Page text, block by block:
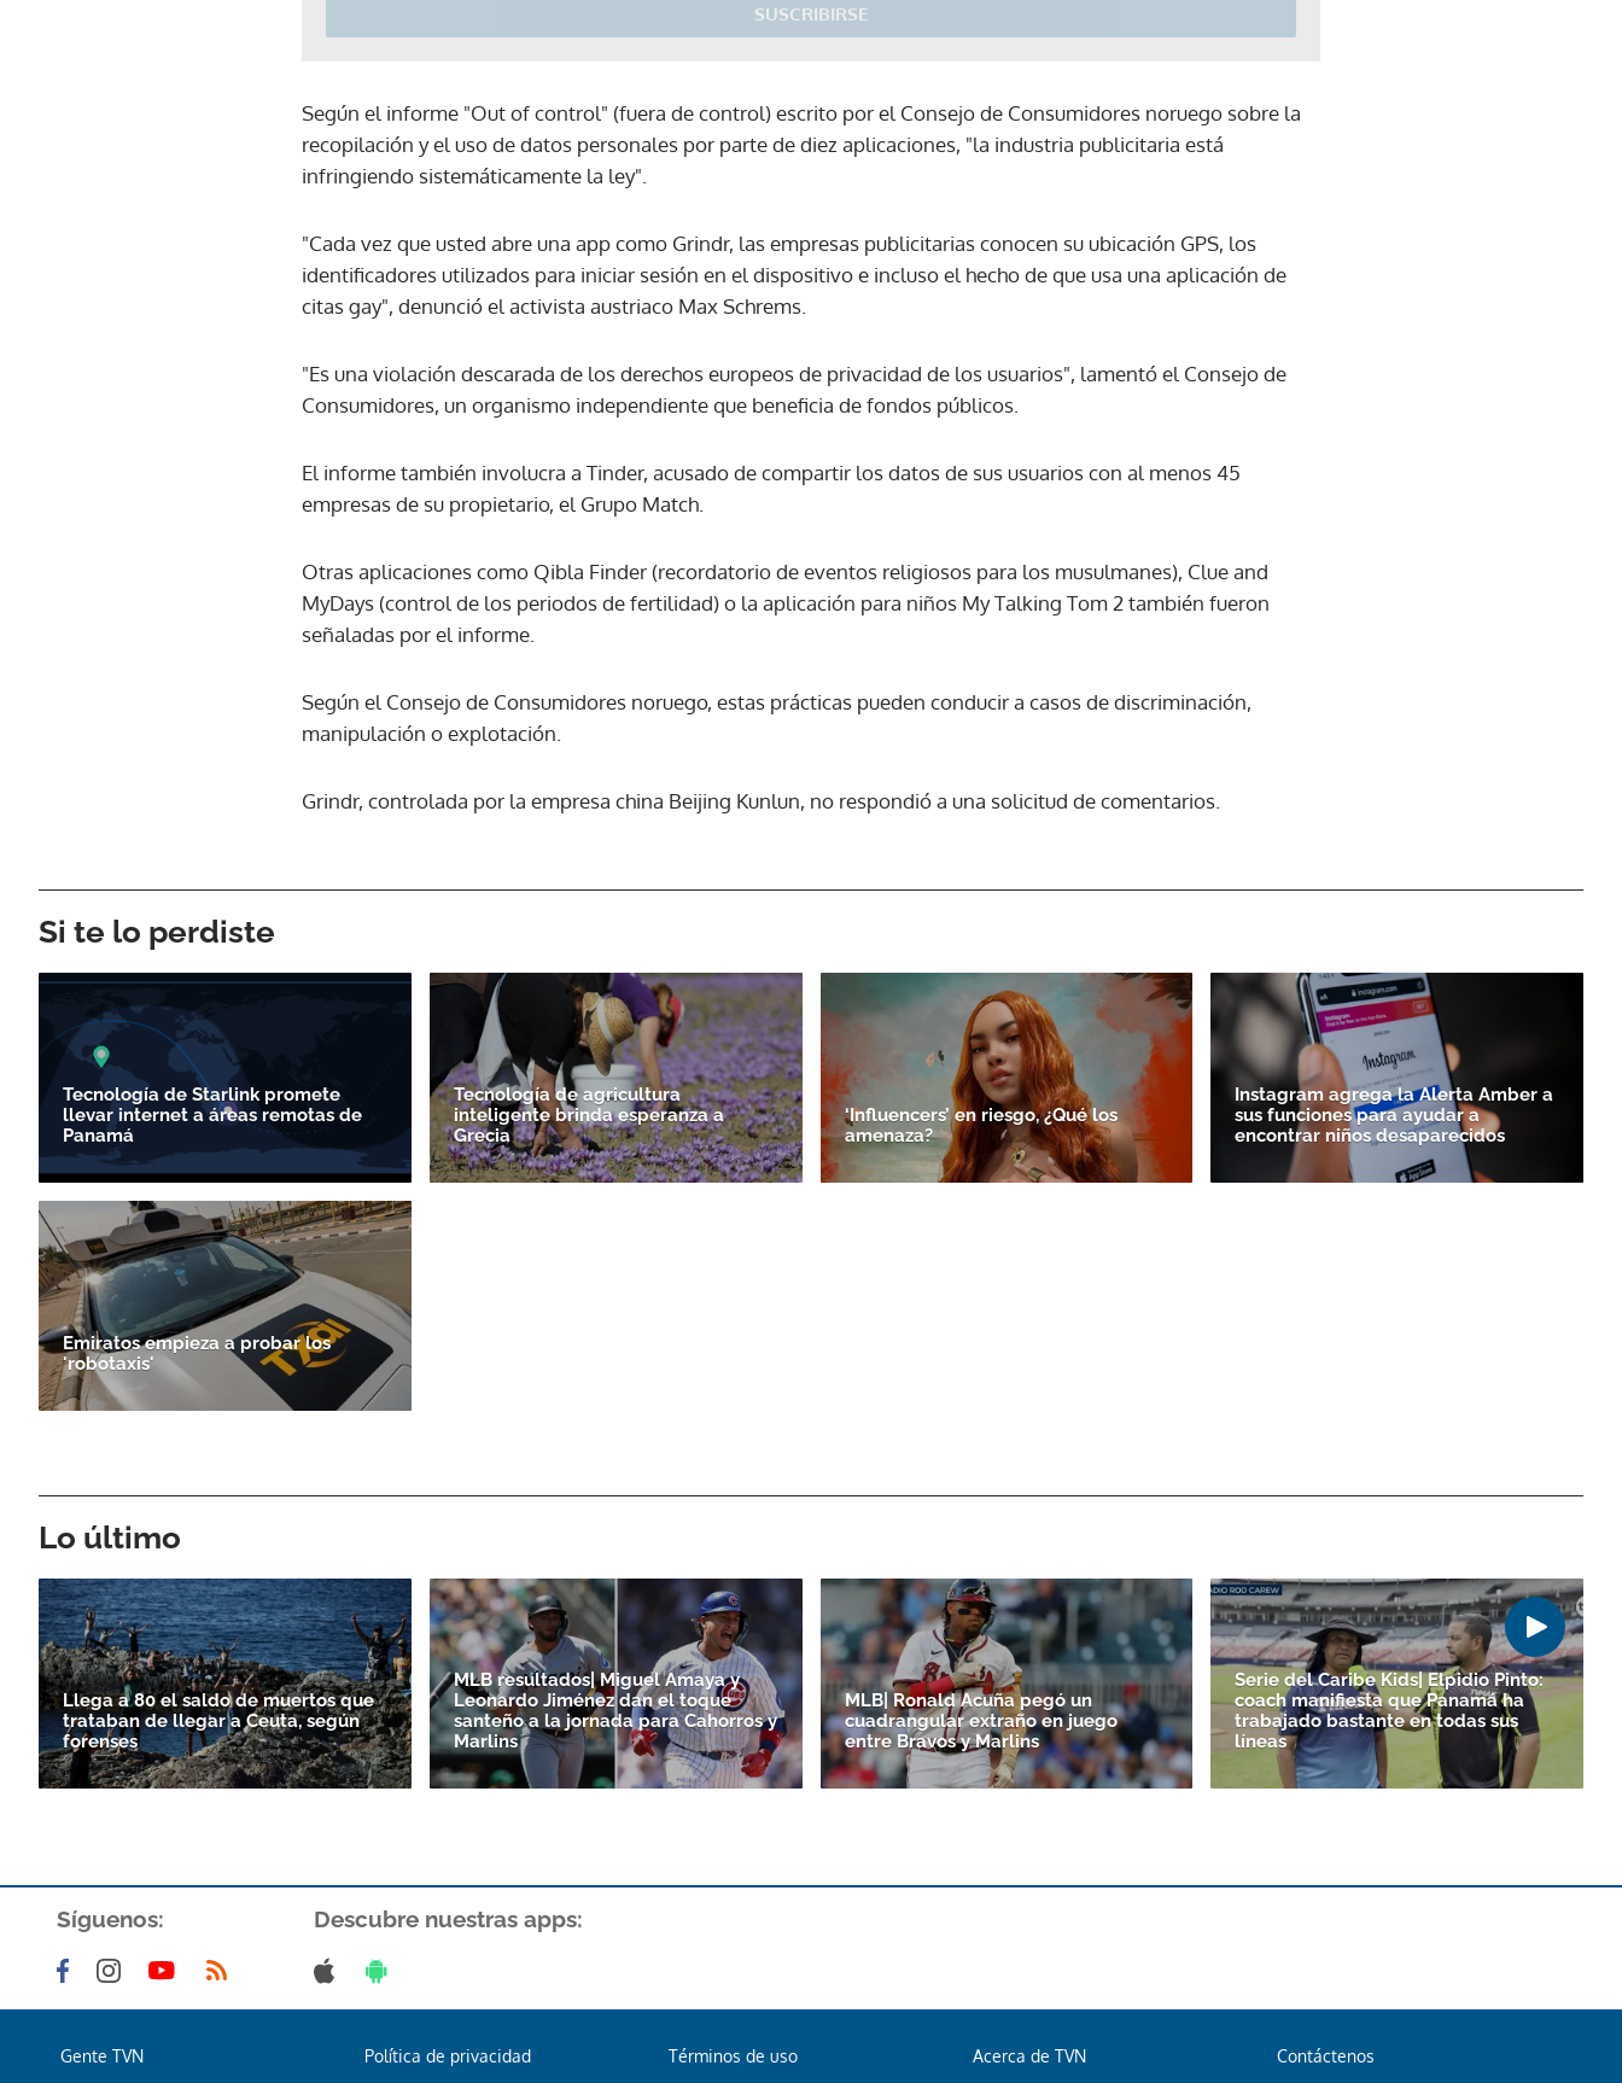
SUSCRIBIRSE
Según el informe "Out of control" (fuera de control) escrito por el Consejo de Consumidores noruego sobre la
recopilación y el uso de datos personales por parte de diez aplicaciones, "la industria publicitaria está
infringiendo sistemáticamente la ley".
"Cada vez que usted abre una app como Grindr, las empresas publicitarias conocen su ubicación GPS, los
identificadores utilizados para iniciar sesión en el dispositivo e incluso el hecho de que usa una aplicación de
citas gay", denunció el activista austriaco Max Schrems.
"Es una violación descarada de los derechos europeos de privacidad de los usuarios", lamentó el Consejo de
Consumidores, un organismo independiente que beneficia de fondos públicos.
El informe también involucra a Tinder, acusado de compartir los datos de sus usuarios con al menos 45
empresas de su propietario, el Grupo Match.
Otras aplicaciones como Qibla Finder (recordatorio de eventos religiosos para los musulmanes), Clue and
MyDays (control de los periodos de fertilidad) o la aplicación para niños My Talking Tom 2 también fueron
señaladas por el informe.
Según el Consejo de Consumidores noruego, estas prácticas pueden conducir a casos de discriminación,
manipulación o explotación.
Grindr, controlada por la empresa china Beijing Kunlun, no respondió a una solicitud de comentarios.
Si te lo perdiste
Tecnología de Starlink promete
llevar internet a áreas remotas de
Panamá
Tecnología de agricultura
inteligente brinda esperanza a
Grecia
‘Influencers’ en riesgo, ¿Qué los
amenaza?
Instagram agrega la Alerta Amber a
sus funciones para ayudar a
encontrar niños desaparecidos
Emiratos empieza a probar los
'robotaxis'
Lo último
Llega a 80 el saldo de muertos que
trataban de llegar a Ceuta, según
forenses
MLB resultados| Miguel Amaya y
Leonardo Jiménez dan el toque
santeño a la jornada para Cahorros y
Marlins
MLB| Ronald Acuña pegó un
cuadrangular extraño en juego
entre Bravos y Marlins
Serie del Caribe Kids| Elpidio Pinto:
coach manifiesta que Panamá ha
trabajado bastante en todas sus
líneas
Síguenos: Descubre nuestras apps:
Gente TVN Política de privacidad Términos de uso Acerca de TVN Contáctenos